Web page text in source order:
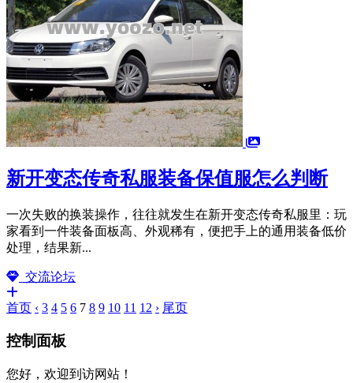
新开变态传奇私服装备保值服怎么判断
一次失败的换装操作，往往就发生在新开变态传奇私服里：玩
家看到一件装备面板高、外观稀有，便把手上的通用装备低价
处理，结果新...
交流论坛
首页 ‹ 3 4 5 6 7 8 9 10 11 12 › 尾页
控制面板
您好，欢迎到访网站！